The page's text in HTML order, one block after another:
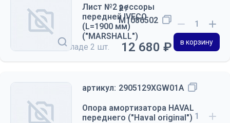
2 /
M1086502
Лист №2 рессоры
передней IVECO
(L=1900 мм)
("MARSHALL")
на складе 2 шт. 12 680 ₽ в корзину
артикул: 2905129XGW01A
Опора амортизатора HAVAL
переднего ("Haval original")